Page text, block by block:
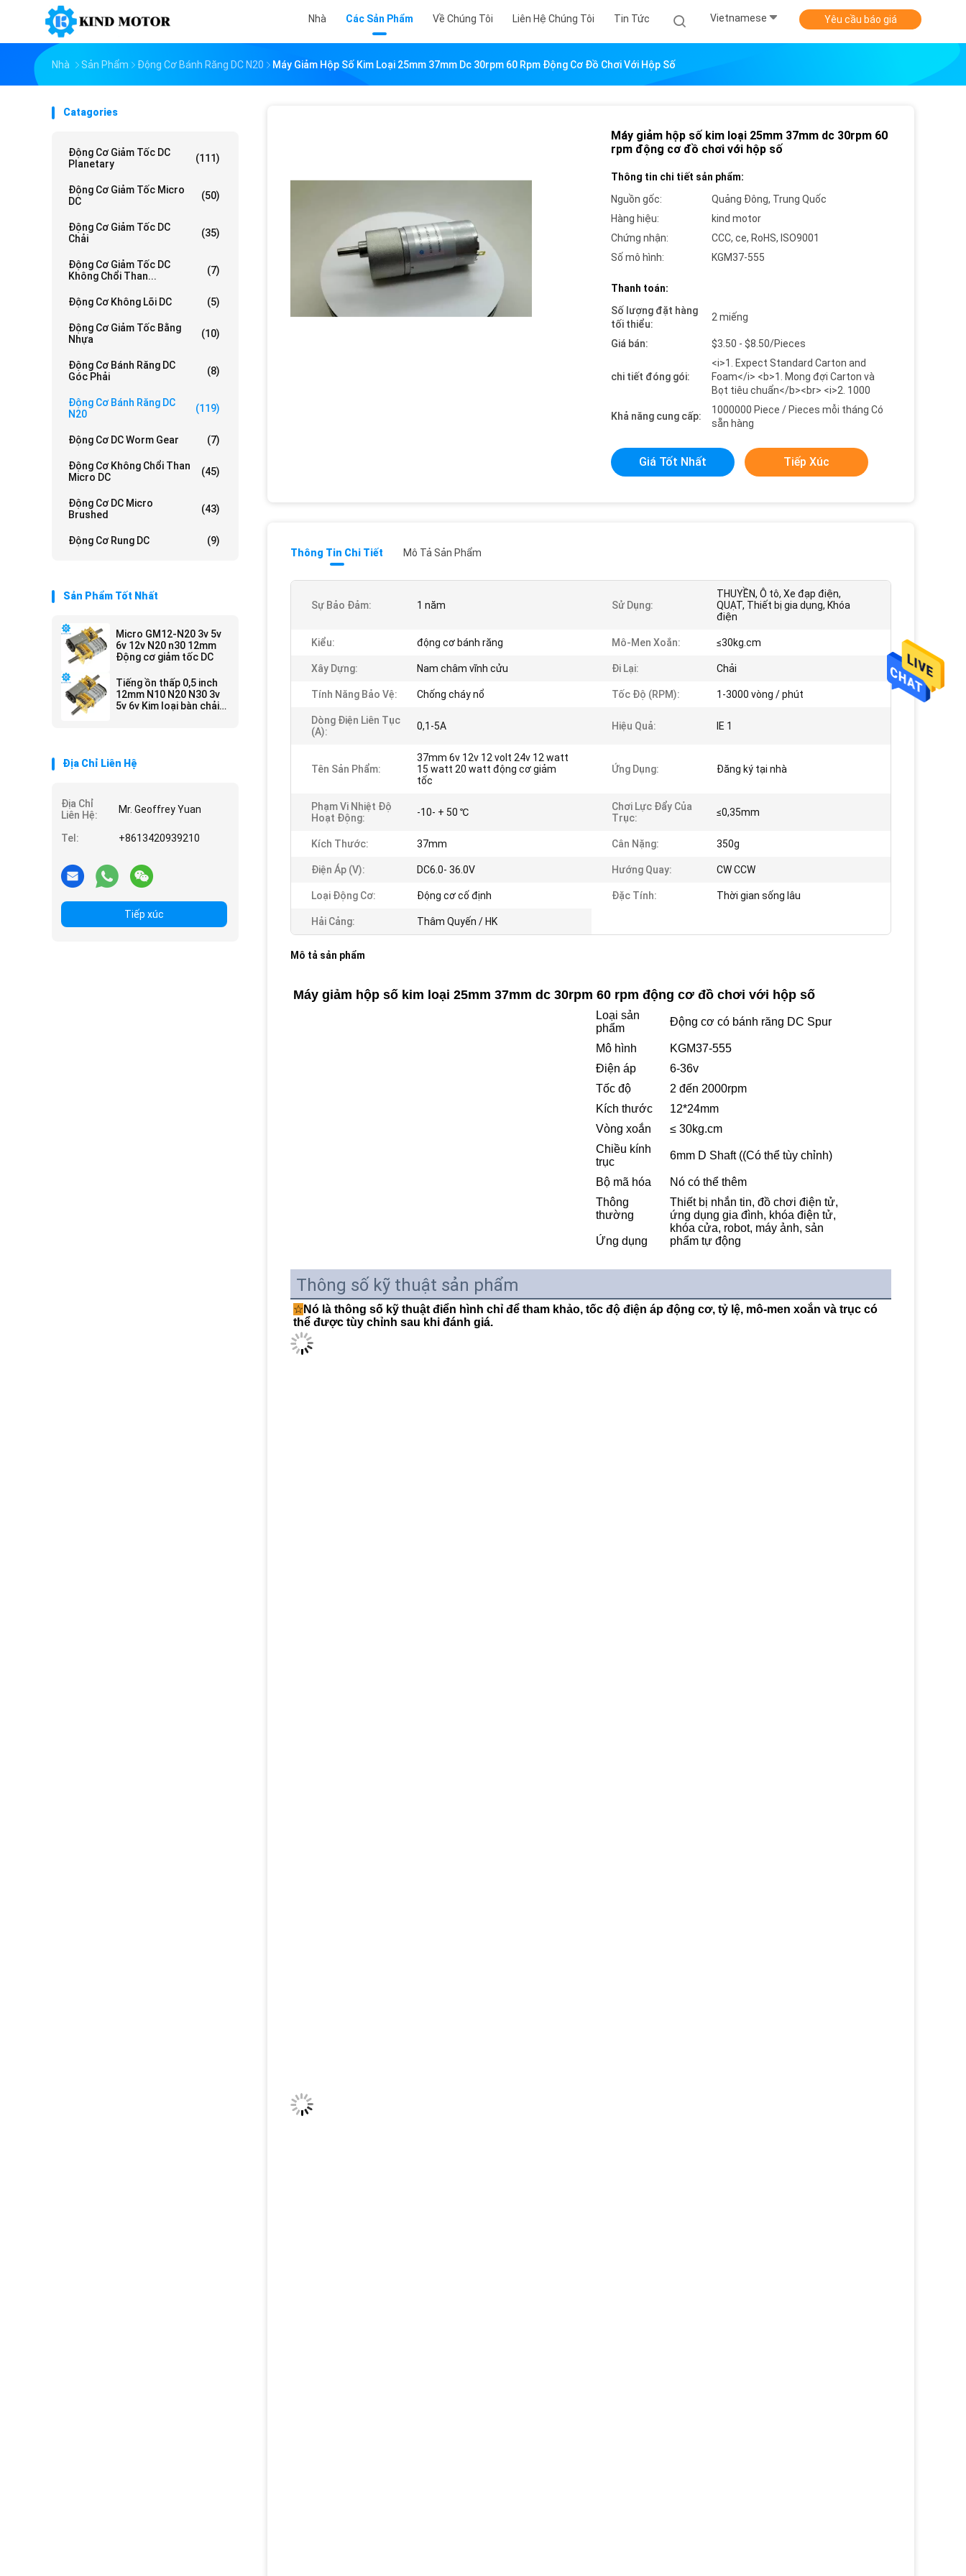
Nhà Các Sản Phẩm Về Chúng Tôi Liên Hệ Chúng Tôi Tin Tức Vietnamese Yêu cầu báo giá
Nhà Sản Phẩm Động Cơ Bánh Răng DC N20 Máy Giảm Hộp Số Kim Loại 25mm 37mm Dc 30rpm 60 Rpm Động Cơ Đồ Chơi Với Hộp Số
Catagories
Động Cơ Giảm Tốc DC
Planetary
(111)
Động Cơ Giảm Tốc Micro
DC
(50)
Động Cơ Giảm Tốc DC
Chải
(35)
Động Cơ Giảm Tốc DC
Không Chổi Than...
(7)
Động Cơ Không Lõi DC (5)
Động Cơ Giảm Tốc Bằng
Nhựa
(10)
Động Cơ Bánh Răng DC
Góc Phải
(8)
Động Cơ Bánh Răng DC
N20
(119)
Động Cơ DC Worm Gear (7)
Động Cơ Không Chổi Than
Micro DC
(45)
Động Cơ DC Micro
Brushed
(43)
Động Cơ Rung DC (9)
Sản Phẩm Tốt Nhất
Micro GM12-N20 3v 5v
6v 12v N20 n30 12mm
Động cơ giảm tốc DC
Tiếng ồn thấp 0,5 inch
12mm N10 N20 N30 3v
5v 6v Kim loại bàn chải
Địa Chỉ Liên Hệ
Địa Chỉ
Liên Hệ:
Mr. Geoffrey Yuan
Tel: +8613420939210
Tiếp xúc
Máy giảm hộp số kim loại 25mm 37mm dc 30rpm 60
rpm động cơ đồ chơi với hộp số
Thông tin chi tiết sản phẩm:
Nguồn gốc:
Quảng Đông, Trung Quốc
Hàng hiệu:
kind motor
Chứng nhận:
CCC, ce, RoHS, ISO9001
Số mô hình:
KGM37-555
Thanh toán:
Số lượng đặt hàng
tối thiểu:
2 miếng
Giá bán: $3.50 - $8.50/Pieces
chi tiết đóng gói:
<i>1. Expect Standard Carton and
Foam</i> <b>1. Mong đợi Carton và
Bọt tiêu chuẩn</b><br> <i>2. 1000
Khả năng cung cấp:
1000000 Piece / Pieces mỗi tháng Có
sẵn hàng
Giá Tốt Nhất Tiếp Xúc
Thông Tin Chi Tiết Mô Tả Sản Phẩm
Sự Bảo Đảm: 1 năm Sử Dụng:
THUYỀN, Ô tô, Xe đạp điện,
QUẠT, Thiết bị gia dụng, Khóa
điện
Kiểu: động cơ bánh răng Mô-Men Xoắn: ≤30kg.cm
Xây Dựng: Nam châm vĩnh cửu Đi Lại: Chải
Tính Năng Bảo Vệ: Chống cháy nổ Tốc Độ (RPM): 1-3000 vòng / phút
Dòng Điện Liên Tục
(a):
0,1-5A Hiệu Quả: IE 1
Tên Sản Phẩm:
37mm 6v 12v 12 volt 24v 12 watt
15 watt 20 watt động cơ giảm
tốc
Ứng Dụng: Đăng ký tại nhà
Phạm Vi Nhiệt Độ
Hoạt Động:
-10- + 50 ℃
Chơi Lực Đẩy Của
Trục:
≤0,35mm
Kích Thước: 37mm Cân Nặng: 350g
Điện Áp (v): DC6.0- 36.0V Hướng Quay: CW CCW
Loại Động Cơ: Động cơ cố định Đặc Tính: Thời gian sống lâu
Hải Cảng: Thâm Quyến / HK
Mô tả sản phẩm
Máy giảm hộp số kim loại 25mm 37mm dc 30rpm 60 rpm động cơ đồ chơi với hộp số
Loại sản
phẩm
Động cơ có bánh răng DC Spur
Mô hình
KGM37-555
Điện áp
6-36v
Tốc độ
2 đến 2000rpm
Kích thước
12*24mm
Vòng xoắn
≤ 30kg.cm
Chiều kính
trục
6mm D Shaft ((Có thể tùy chỉnh)
Bộ mã hóa
Nó có thể thêm
Thông
thường
Ứng dụng
Thiết bị nhắn tin, đồ chơi điện tử,
ứng dụng gia đình, khóa điện tử,
khóa cửa, robot, máy ảnh, sản
phẩm tự động
Thông số kỹ thuật sản phẩm
☆ Nó là thông số kỹ thuật điển hình chỉ để tham khảo, tốc độ điện áp động cơ, tỷ lệ, mô-men xoắn và trục có
thể được tùy chỉnh sau khi đánh giá.